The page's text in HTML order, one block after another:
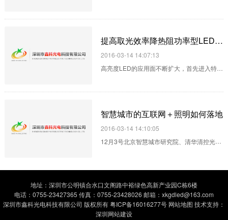
代传统照明应用，但供过于求使平均LED单价
面临亏损与退出市场。而对于即将到来的
2016年，LEDinside研究协理储于超也针对
LED产业前景整理出十大趋势。分别从市场面
讨LED技术发展新方向。 LED市场趋势观
下列是LEDinside所整理的五大市场趋势：
1.LED产业未来成长趋缓...
提高取光效率降热阻功率型LED封装技术
2016-03-14 14:07:13
高亮度LED的应用面不断扩大，首先进入特种
于LED芯片输入功率的不断提高，对这些功率
LED封装技术主要应满足以下两点要求：一是
封装结构要有高的取光效率，其二是热阻要尽
可能低，这样才能保证功率LED的光电性能和
智慧城市的互联网＋照明如何落地
2016-03-14 14:10:05
12月3号北京智慧城市研究院、清华清控光电
但在智慧城市中互联网+照明到底如何落地?
行业内人士也各持己见。其实从本质上讲，就
是实现互联网与照明的跨界融合，让照明利用
地址：深圳市公明镇合水口文阁路中裕绿色高新产业园C栋6楼
电话：0755-23427365 传真：0755-23428026 邮箱：xkgdled@163.com
深圳市鑫科光电科技有限公司 版权所有粤ICP备16016277号 网站地图 技术支持：
深圳网站建设